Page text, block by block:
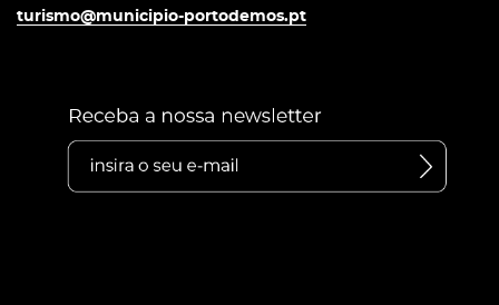
turismo@municipio-portodemos.pt